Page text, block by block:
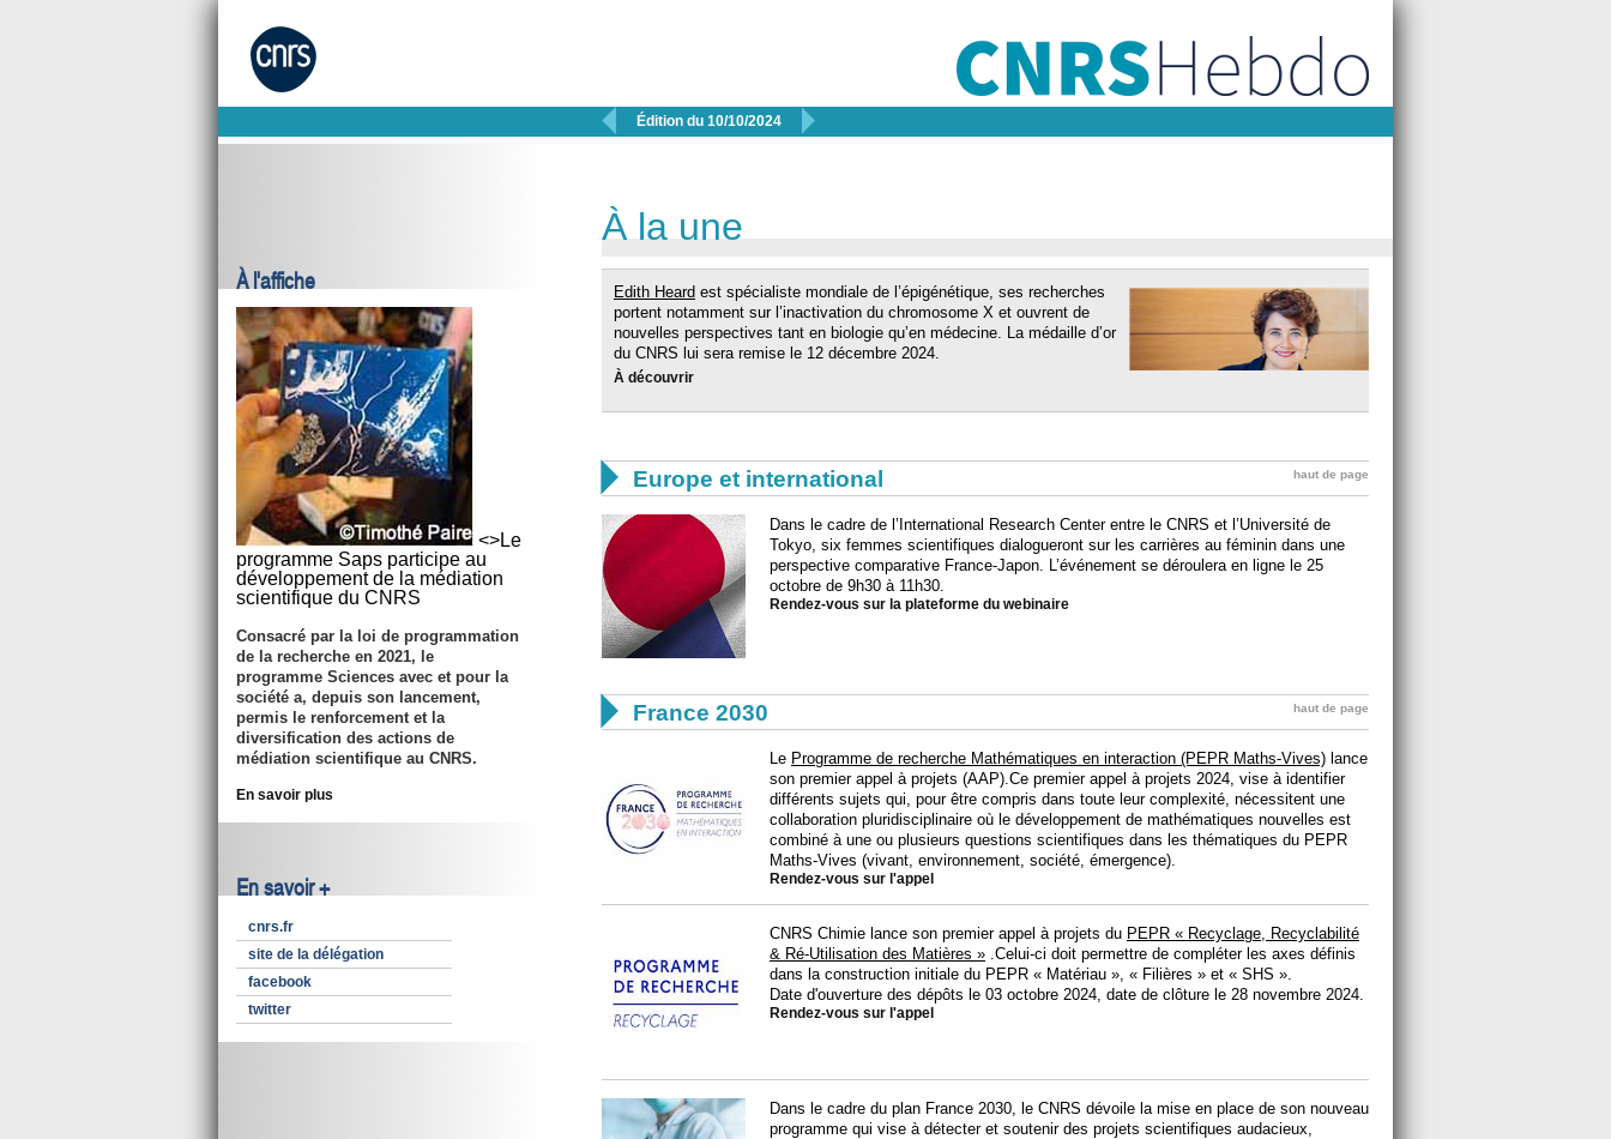
 Édition du 10/10/2024 
À l'affiche
<>Le
programme Saps participe au
développement de la médiation
scientifique du CNRS
Consacré par la loi de programmation
de la recherche en 2021, le
programme Sciences avec et pour la
société a, depuis son lancement,
permis le renforcement et la
diversification des actions de
médiation scientifique au CNRS.
En savoir plus
En savoir +
cnrs.fr
site de la délégation
facebook
twitter
À la une
Edith Heard est spécialiste mondiale de l’épigénétique, ses recherches
portent notamment sur l’inactivation du chromosome X et ouvrent de
nouvelles perspectives tant en biologie qu’en médecine. La médaille d’or
du CNRS lui sera remise le 12 décembre 2024.
À découvrir
 Europe et international haut de page
Dans le cadre de l’International Research Center entre le CNRS et l’Université de
Tokyo, six femmes scientifiques dialogueront sur les carrières au féminin dans une
perspective comparative France-Japon. L’événement se déroulera en ligne le 25
octobre de 9h30 à 11h30.
Rendez-vous sur la plateforme du webinaire
 France 2030 haut de page
Le Programme de recherche Mathématiques en interaction (PEPR Maths-Vives) lance
son premier appel à projets (AAP).Ce premier appel à projets 2024, vise à identifier
différents sujets qui, pour être compris dans toute leur complexité, nécessitent une
collaboration pluridisciplinaire où le développement de mathématiques nouvelles est
combiné à une ou plusieurs questions scientifiques dans les thématiques du PEPR
Maths-Vives (vivant, environnement, société, émergence).
Rendez-vous sur l'appel
CNRS Chimie lance son premier appel à projets du PEPR « Recyclage, Recyclabilité
& Ré-Utilisation des Matières » .Celui-ci doit permettre de compléter les axes définis
dans la construction initiale du PEPR « Matériau », « Filières » et « SHS ».
Date d'ouverture des dépôts le 03 octobre 2024, date de clôture le 28 novembre 2024.
Rendez-vous sur l'appel
Dans le cadre du plan France 2030, le CNRS dévoile la mise en place de son nouveau
programme qui vise à détecter et soutenir des projets scientifiques audacieux,